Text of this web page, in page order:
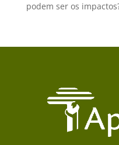
podem ser os